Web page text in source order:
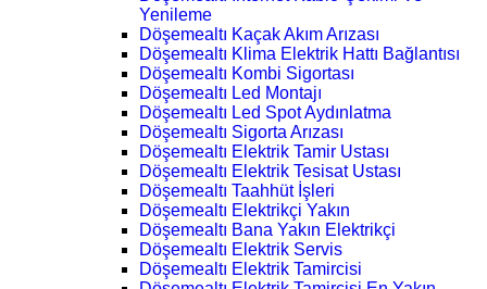
Yenileme
Döşemealtı Kaçak Akım Arızası
Döşemealtı Klima Elektrik Hattı Bağlantısı
Döşemealtı Kombi Sigortası
Döşemealtı Led Montajı
Döşemealtı Led Spot Aydınlatma
Döşemealtı Sigorta Arızası
Döşemealtı Elektrik Tamir Ustası
Döşemealtı Elektrik Tesisat Ustası
Döşemealtı Taahhüt İşleri
Döşemealtı Elektrikçi Yakın
Döşemealtı Bana Yakın Elektrikçi
Döşemealtı Elektrik Servis
Döşemealtı Elektrik Tamircisi